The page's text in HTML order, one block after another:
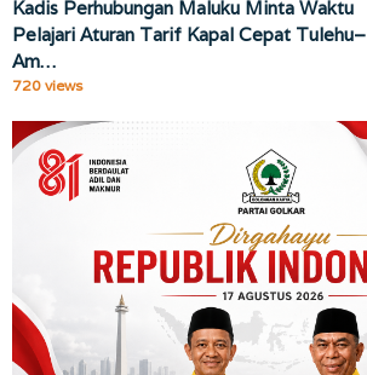
Kadis Perhubungan Maluku Minta Waktu
Pelajari Aturan Tarif Kapal Cepat Tulehu–
Am…
720 views